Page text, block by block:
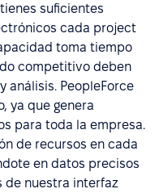
suficientes
cada project
toma tiempo
competitivo deben
análisis. PeopleForce
ya que genera
para toda la empresa.
de recursos en cada
en datos precisos
de nuestra interfaz